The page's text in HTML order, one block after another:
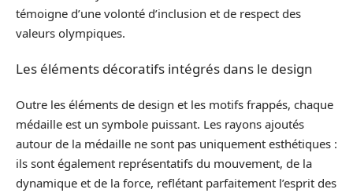
témoigne d’une volonté d’inclusion et de respect des
valeurs olympiques.
Les éléments décoratifs intégrés dans le design
Outre les éléments de design et les motifs frappés, chaque
médaille est un symbole puissant. Les rayons ajoutés
autour de la médaille ne sont pas uniquement esthétiques :
ils sont également représentatifs du mouvement, de la
dynamique et de la force, reflétant parfaitement l’esprit des